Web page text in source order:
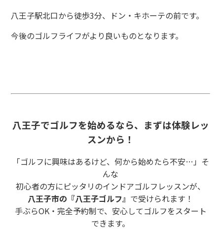
八王子駅北口から徒歩3分、
ドン・キホーテの前です。
今後のゴルフライフがより良いものとなります。
八王子でゴルフを始めるなら、まずは体験レッ
スンから！
「ゴルフに興味はあるけど、何から始めたら不安…」そ
んな
初心者の方にピッタリのインドアゴルフレッスンが、
八王子市の『八王子ゴルフ』 で受けられます！
手ぶらOK・完全予約制で、安心してゴルフをスタート
できます。